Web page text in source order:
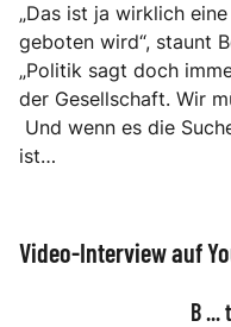
„Das ist ja wirklich
geboten wird“, staunt
„Politik sagt doch
der Gesellschaft. Wir
Und wenn es die
ist…
Video-Interview auf
B